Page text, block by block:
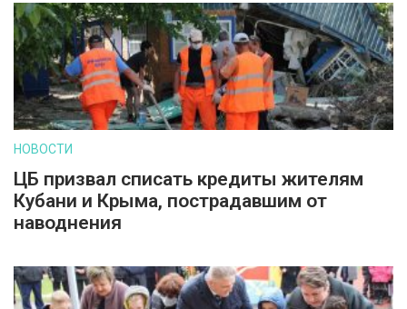
НОВОСТИ
ЦБ призвал списать кредиты жителям
Кубани и Крыма, пострадавшим от
наводнения